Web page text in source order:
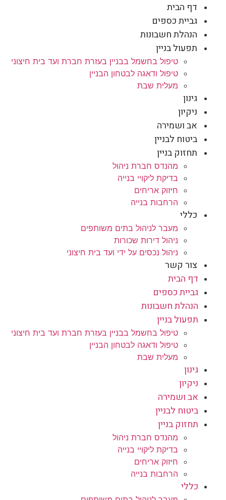
דף הבית
גביית כספים
הנהלת חשבונות
תפעול בניין
טיפול בחשמל בבניין בעזרת חברת ועד בית חיצוני
טיפול ודאגה לבטחון הבניין
מעלית שבת
גינון
ניקיון
אב ושמירה
ביטוח לבניין
תחזוק בניין
מהנדס חברת ניהול
בדיקת ליקויי בנייה
חיזוק אריחים
הרחבות בנייה
כללי
מעבר לניהול בתים משותפים
ניהול דירות שכורות
ניהול נכסים על ידי ועד בית חיצוני
צור קשר
דף הבית
גביית כספים
הנהלת חשבונות
תפעול בניין
טיפול בחשמל בבניין בעזרת חברת ועד בית חיצוני
טיפול ודאגה לבטחון הבניין
מעלית שבת
גינון
ניקיון
אב ושמירה
ביטוח לבניין
תחזוק בניין
מהנדס חברת ניהול
בדיקת ליקויי בנייה
חיזוק אריחים
הרחבות בנייה
כללי